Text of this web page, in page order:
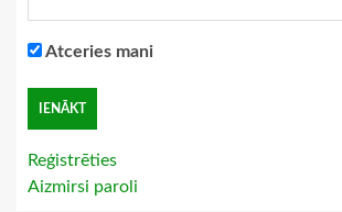
Atceries mani
Reģistrēties
Aizmirsi paroli